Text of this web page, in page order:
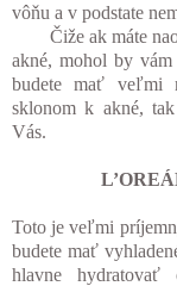
vôňu a v podstate
Čiže ak máte
akné, mohol by
budete mať veľmi
sklonom k akné,
Vás.
Toto je veľmi
budete mať
hlavne